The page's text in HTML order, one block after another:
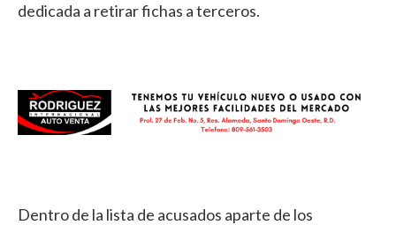
dedicada a retirar fichas a terceros.
Dentro de la lista de acusados aparte de los